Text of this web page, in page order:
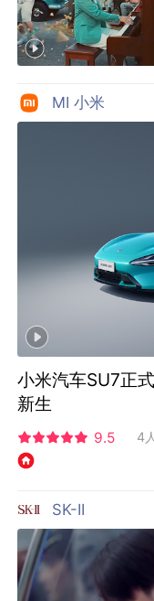
MI 小米
小米汽车SU7正
新生
9.5 4
SK-II